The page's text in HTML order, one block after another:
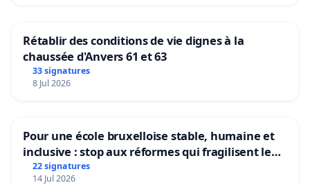
Rétablir des conditions de vie dignes à la
chaussée d'Anvers 61 et 63
33 signatures
8 Jul 2026
Pour une école bruxelloise stable, humaine et
inclusive : stop aux réformes qui fragilisent le
primaire
22 signatures
14 Jul 2026